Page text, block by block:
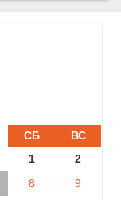
СБ
ВС
1
2
8
9